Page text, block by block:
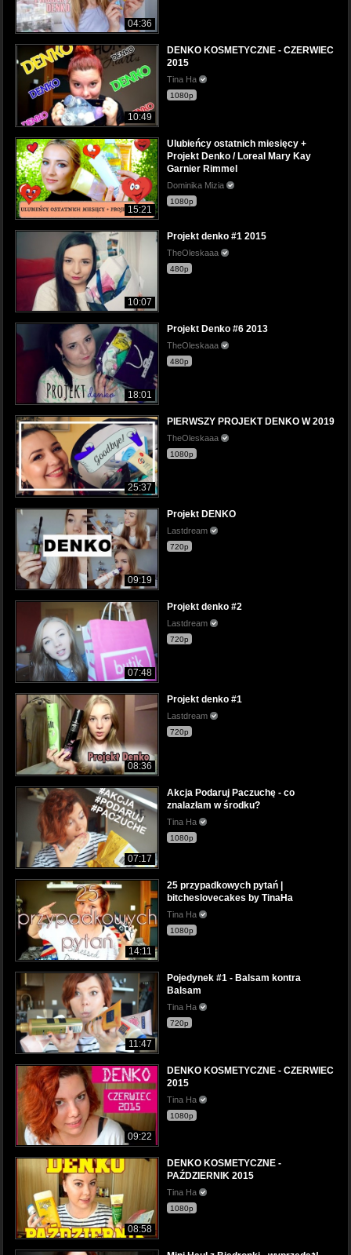
04:36
10:49
DENKO KOSMETYCZNE - CZERWIEC
2015
Tina Ha
1080p
15:21
Ulubieńcy ostatnich miesięcy +
Projekt Denko / Loreal Mary Kay
Garnier Rimmel
Dominika Mizia
1080p
10:07
Projekt denko #1 2015
TheOleskaaa
480p
18:01
Projekt Denko #6 2013
TheOleskaaa
480p
25:37
PIERWSZY PROJEKT DENKO W 2019
TheOleskaaa
1080p
09:19
Projekt DENKO
Lastdream
720p
07:48
Projekt denko #2
Lastdream
720p
08:36
Projekt denko #1
Lastdream
720p
07:17
Akcja Podaruj Paczuchę - co
znalazłam w środku?
Tina Ha
1080p
14:11
25 przypadkowych pytań |
bitcheslovecakes by TinaHa
Tina Ha
1080p
11:47
Pojedynek #1 - Balsam kontra
Balsam
Tina Ha
720p
09:22
DENKO KOSMETYCZNE - CZERWIEC
2015
Tina Ha
1080p
08:58
DENKO KOSMETYCZNE -
PAŹDZIERNIK 2015
Tina Ha
1080p